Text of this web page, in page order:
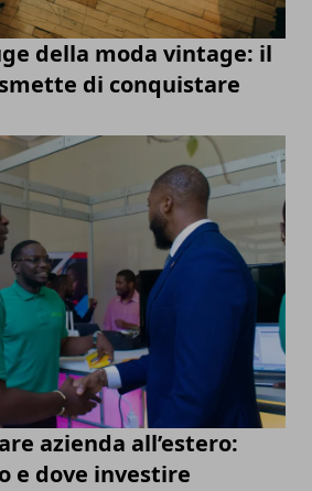
della moda vintage: il
di conquistare
azienda all’estero:
e dove investire